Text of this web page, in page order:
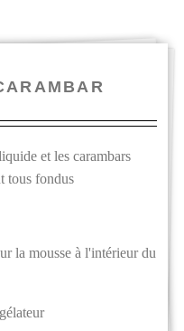
et les carambars
tous fondus
la mousse à l'intérieur du